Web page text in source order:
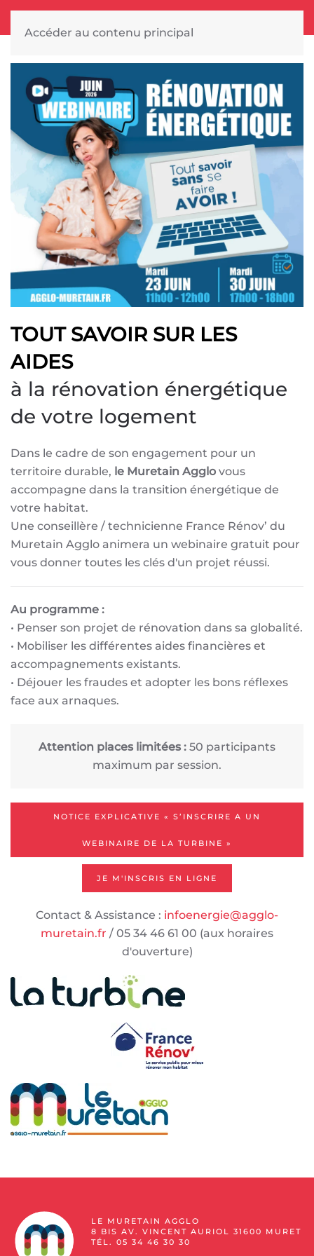
Accéder au contenu principal
TOUT SAVOIR SUR LES
AIDES
à la rénovation énergétique
de votre logement
Dans le cadre de son engagement pour un
territoire durable, le Muretain Agglo vous
accompagne dans la transition énergétique de
votre habitat.
Une conseillère / technicienne France Rénov’ du
Muretain Agglo animera un webinaire gratuit pour
vous donner toutes les clés d'un projet réussi.
Au programme :
• Penser son projet de rénovation dans sa globalité.
• Mobiliser les différentes aides financières et
accompagnements existants.
• Déjouer les fraudes et adopter les bons réflexes
face aux arnaques.
Attention places limitées : 50 participants
maximum par session.
NOTICE EXPLICATIVE « S’INSCRIRE A UN
WEBINAIRE DE LA TURBINE »
JE M'INSCRIS EN LIGNE
Contact & Assistance : infoenergie@agglo-
muretain.fr / 05 34 46 61 00 (aux horaires
d'ouverture)
LE MURETAIN AGGLO
8 BIS AV. VINCENT AURIOL 31600 MURET
TÉL. 05 34 46 30 30